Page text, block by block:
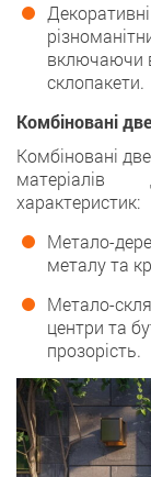
включаючи
склопакети.
Комбіновані
Комбіновані
характеристик:
Метало-
металу та
Метало-
центри та
прозорість.